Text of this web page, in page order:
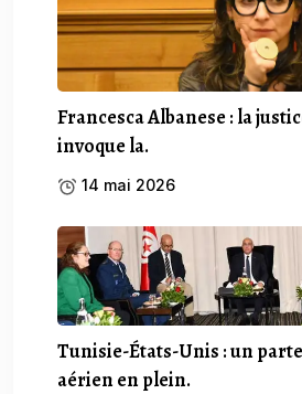
Francesca Albanese : la
invoque la.
14 mai 2026
Tunisie-États-Unis : un
aérien en plein.